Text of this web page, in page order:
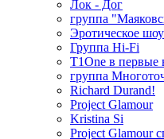
Лок - Дог
группа
Эротическое
Группа Hi-Fi
T1One в первые
группа
Richard Durand!
Project Glamour
Kristina Si
Project Glamour